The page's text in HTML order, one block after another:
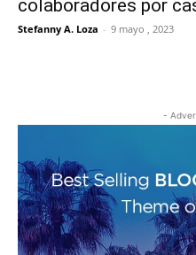
colaboradores por
Stefanny A. Loza - 9 mayo , 2023
-